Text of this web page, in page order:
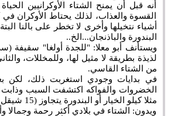
أنه قبل أن يمنح الشتاء الأوكرانيين
القسوة والعذاب، لذلك يحتاط الأوكران
أشياء نتخيلها وأخرى لا تخطر على بالنا
البندورة والباذنجان...الخ..
ويستأنف أبو معلا: "للجدة أولغا" سقيفة
لذيذة بطريقة لا مثيل لها، وللمخللات،
من الشتاء القاسي.
في بدايات وجودي استغربت ذلك، لكن
الخضروات والفواكه اكتشفت السبب وذابت
مثلا كيلو الخيار أو البندورة يتجاوز (15 شيقل بعملة فلسطين)..
ويدون: الشتاء في بلادي أكثر رحمة